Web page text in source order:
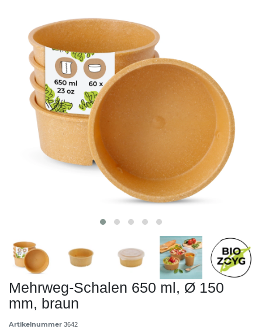
Mehrweg-Schalen 650 ml, Ø 150
mm, braun
Artikelnummer 3642